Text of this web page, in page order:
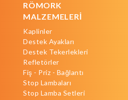
RÖMORK
MALZEMELERİ
Kaplinler
Destek Ayakları
Destek Tekerlekleri
Refletörler
Fiş - Priz - Bağlantı
Stop Lambaları
Stop Lamba Setleri